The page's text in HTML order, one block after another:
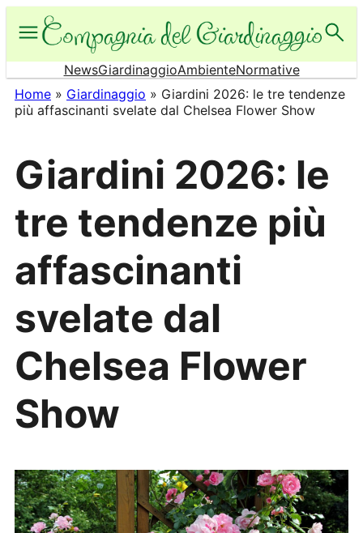
contenuto
NewsGiardinaggioAmbienteNormative
Home » Giardinaggio » Giardini 2026: le tre tendenze
più affascinanti svelate dal Chelsea Flower Show
Giardini 2026: le
tre tendenze più
affascinanti
svelate dal
Chelsea Flower
Show